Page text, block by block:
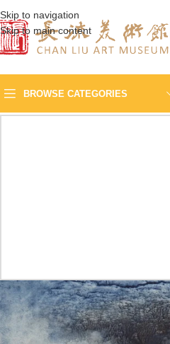
Skip to navigation
Skip to main content
BROWSE CATEGORIES